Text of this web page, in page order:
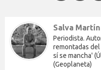
Salva Martín
Periodista.
remontadas del
sí se mancha'
(Geoplaneta)